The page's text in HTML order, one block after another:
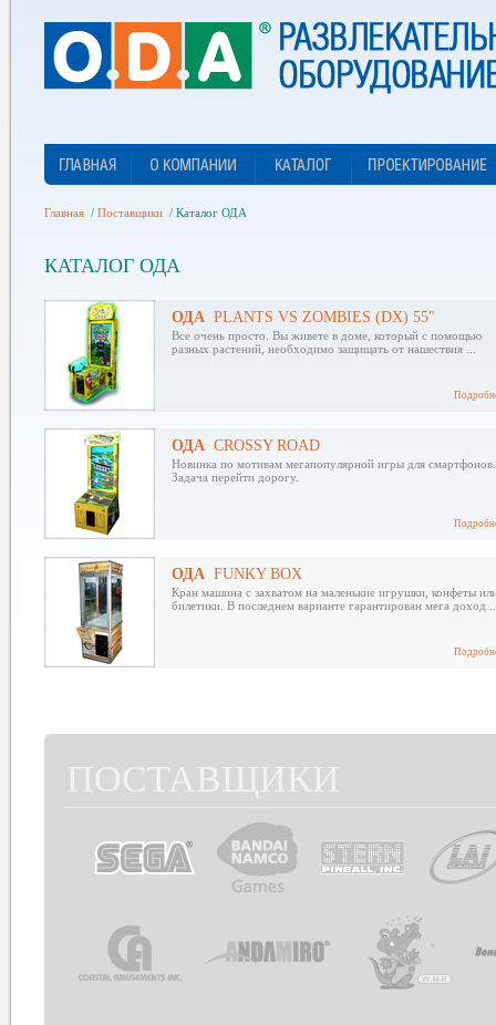
Главная / Поставщики / Каталог ОДА
КАТАЛОГ ОДА
ОДА PLANTS VS ZOMBIES (DX) 55"
Все очень просто. Вы живете в доме, который с помощью
разных растений, необходимо защищать от нашествия ...
ОДА CROSSY ROAD
Новинка по мотивам мегапопулярной игры для смартфонов.
Задача перейти дорогу.
ОДА FUNKY BOX
Кран машина c захватом на маленькие игрушки, конфеты
билетики. В последнем варианте гарантирован мега доход
ПОСТАВЩИКИ